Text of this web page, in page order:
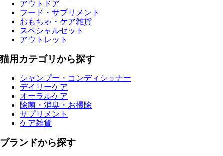
アウトドア
フード・サプリメント
おもちゃ・ケア雑貨
スペシャルセット
アウトレット
猫用カテゴリから探す
シャンプー・コンディショナー
デイリーケア
オーラルケア
除菌・消臭・お掃除
サプリメント
ケア雑貨
ブランドから探す